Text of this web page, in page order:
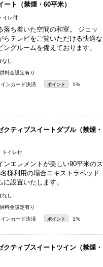
ート（禁煙・60平米）
イレ付
落ち着いた空間の和室。 ジェッ
らテレビをご覧いただける快適な
グルームを備えております。
なし
料金設定有り
ンカード決済 ポイント 1%
クティブスイートダブル（禁煙・
トイレ付
ンエレメントが美しい90平米のス
様利用の場合エキストラベッド
設置いたします。
なし
料金設定有り
ンカード決済 ポイント 1%
クティブスイートツイン（禁煙・